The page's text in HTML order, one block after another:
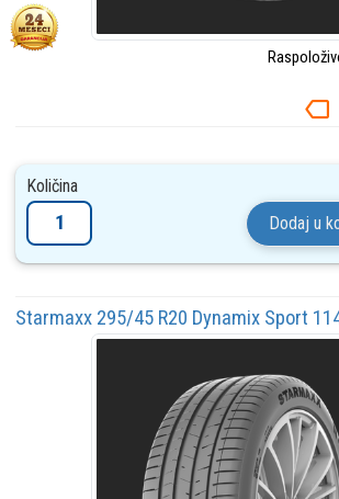
Količina
Dodaj u
Starmaxx 295/45 R20 Dynamix Sport